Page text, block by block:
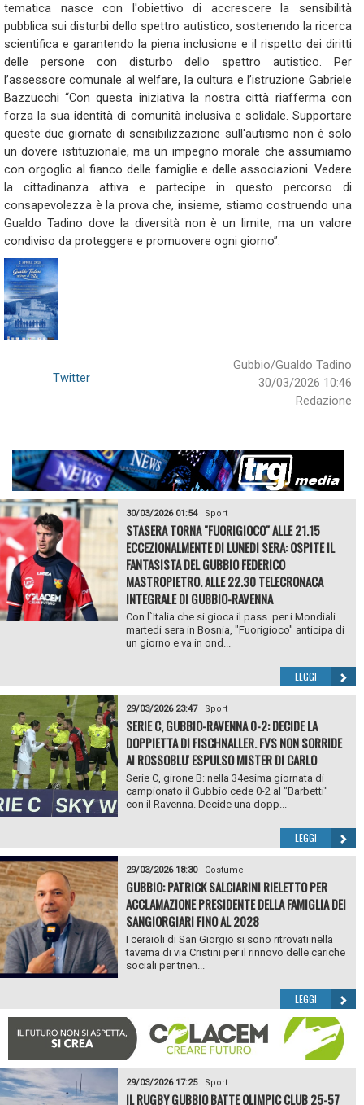
tematica nasce con l'obiettivo di accrescere la sensibilità
pubblica sui disturbi dello spettro autistico, sostenendo la ricerca
scientifica e garantendo la piena inclusione e il rispetto dei diritti
delle persone con disturbo dello spettro autistico. Per
l’assessore comunale al welfare, la cultura e l’istruzione Gabriele
Bazzucchi “Con questa iniziativa la nostra città riafferma con
forza la sua identità di comunità inclusiva e solidale. Supportare
queste due giornate di sensibilizzazione sull'autismo non è solo
un dovere istituzionale, ma un impegno morale che assumiamo
con orgoglio al fianco delle famiglie e delle associazioni. Vedere
la cittadinanza attiva e partecipe in questo percorso di
consapevolezza è la prova che, insieme, stiamo costruendo una
Gualdo Tadino dove la diversità non è un limite, ma un valore
condiviso da proteggere e promuovere ogni giorno”.
Gubbio/Gualdo Tadino
30/03/2026 10:46
Redazione
Twitter
30/03/2026 01:54| Sport
STASERA TORNA "FUORIGIOCO" ALLE 21.15
ECCEZIONALMENTE DI LUNEDI SERA: OSPITE IL
FANTASISTA DEL GUBBIO FEDERICO
MASTROPIETRO. ALLE 22.30 TELECRONACA
INTEGRALE DI GUBBIO-RAVENNA
Con l`Italia che si gioca il pass per i Mondiali
martedi sera in Bosnia, "Fuorigioco" anticipa di
un giorno e va in ond...
LEGGI
29/03/2026 23:47| Sport
SERIE C, GUBBIO-RAVENNA 0-2: DECIDE LA
DOPPIETTA DI FISCHNALLER. FVS NON SORRIDE
AI ROSSOBLU' ESPULSO MISTER DI CARLO
Serie C, girone B: nella 34esima giornata di
campionato il Gubbio cede 0-2 al "Barbetti"
con il Ravenna. Decide una dopp...
LEGGI
29/03/2026 18:30| Costume
GUBBIO: PATRICK SALCIARINI RIELETTO PER
ACCLAMAZIONE PRESIDENTE DELLA FAMIGLIA DEI
SANGIORGIARI FINO AL 2028
I ceraioli di San Giorgio si sono ritrovati nella
taverna di via Cristini per il rinnovo delle cariche
sociali per trien...
LEGGI
29/03/2026 17:25| Sport
IL RUGBY GUBBIO BATTE OLIMPIC CLUB 25-57